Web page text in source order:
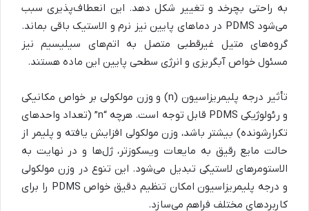
به راحتی بچرخد و تغییر شکل دهد. این انعطاف‌پذیری سبب
می‌شود PDMS در دماهای پایین نیز نرم و الاستیک باقی بماند.
گروه‌های متیل غیرقطبی متصل به اتم‌های سیلیسیم نیز
مسئول خواص آبگریزی و انرژی سطحی پایین این ماده هستند.
تأثیر درجه پلیمریزاسیون (n) و وزن مولکولی بر خواص مکانیکی
و رئولوژیکی PDMS قابل توجه است. هرچه “n” (تعداد واحدهای
تکرارشونده) بیشتر باشد، وزن مولکولی افزایش یافته و پلیمر از
حالت مایع رقیق به مایعات ویسکوزتر، ژل‌ها و در نهایت به
الاستومرهای لاستیکی تبدیل می‌شود. این تنوع در وزن مولکولی
و درجه پلیمریزاسیون امکان تنظیم دقیق خواص PDMS را برای
کاربردهای مختلف فراهم می‌سازد.